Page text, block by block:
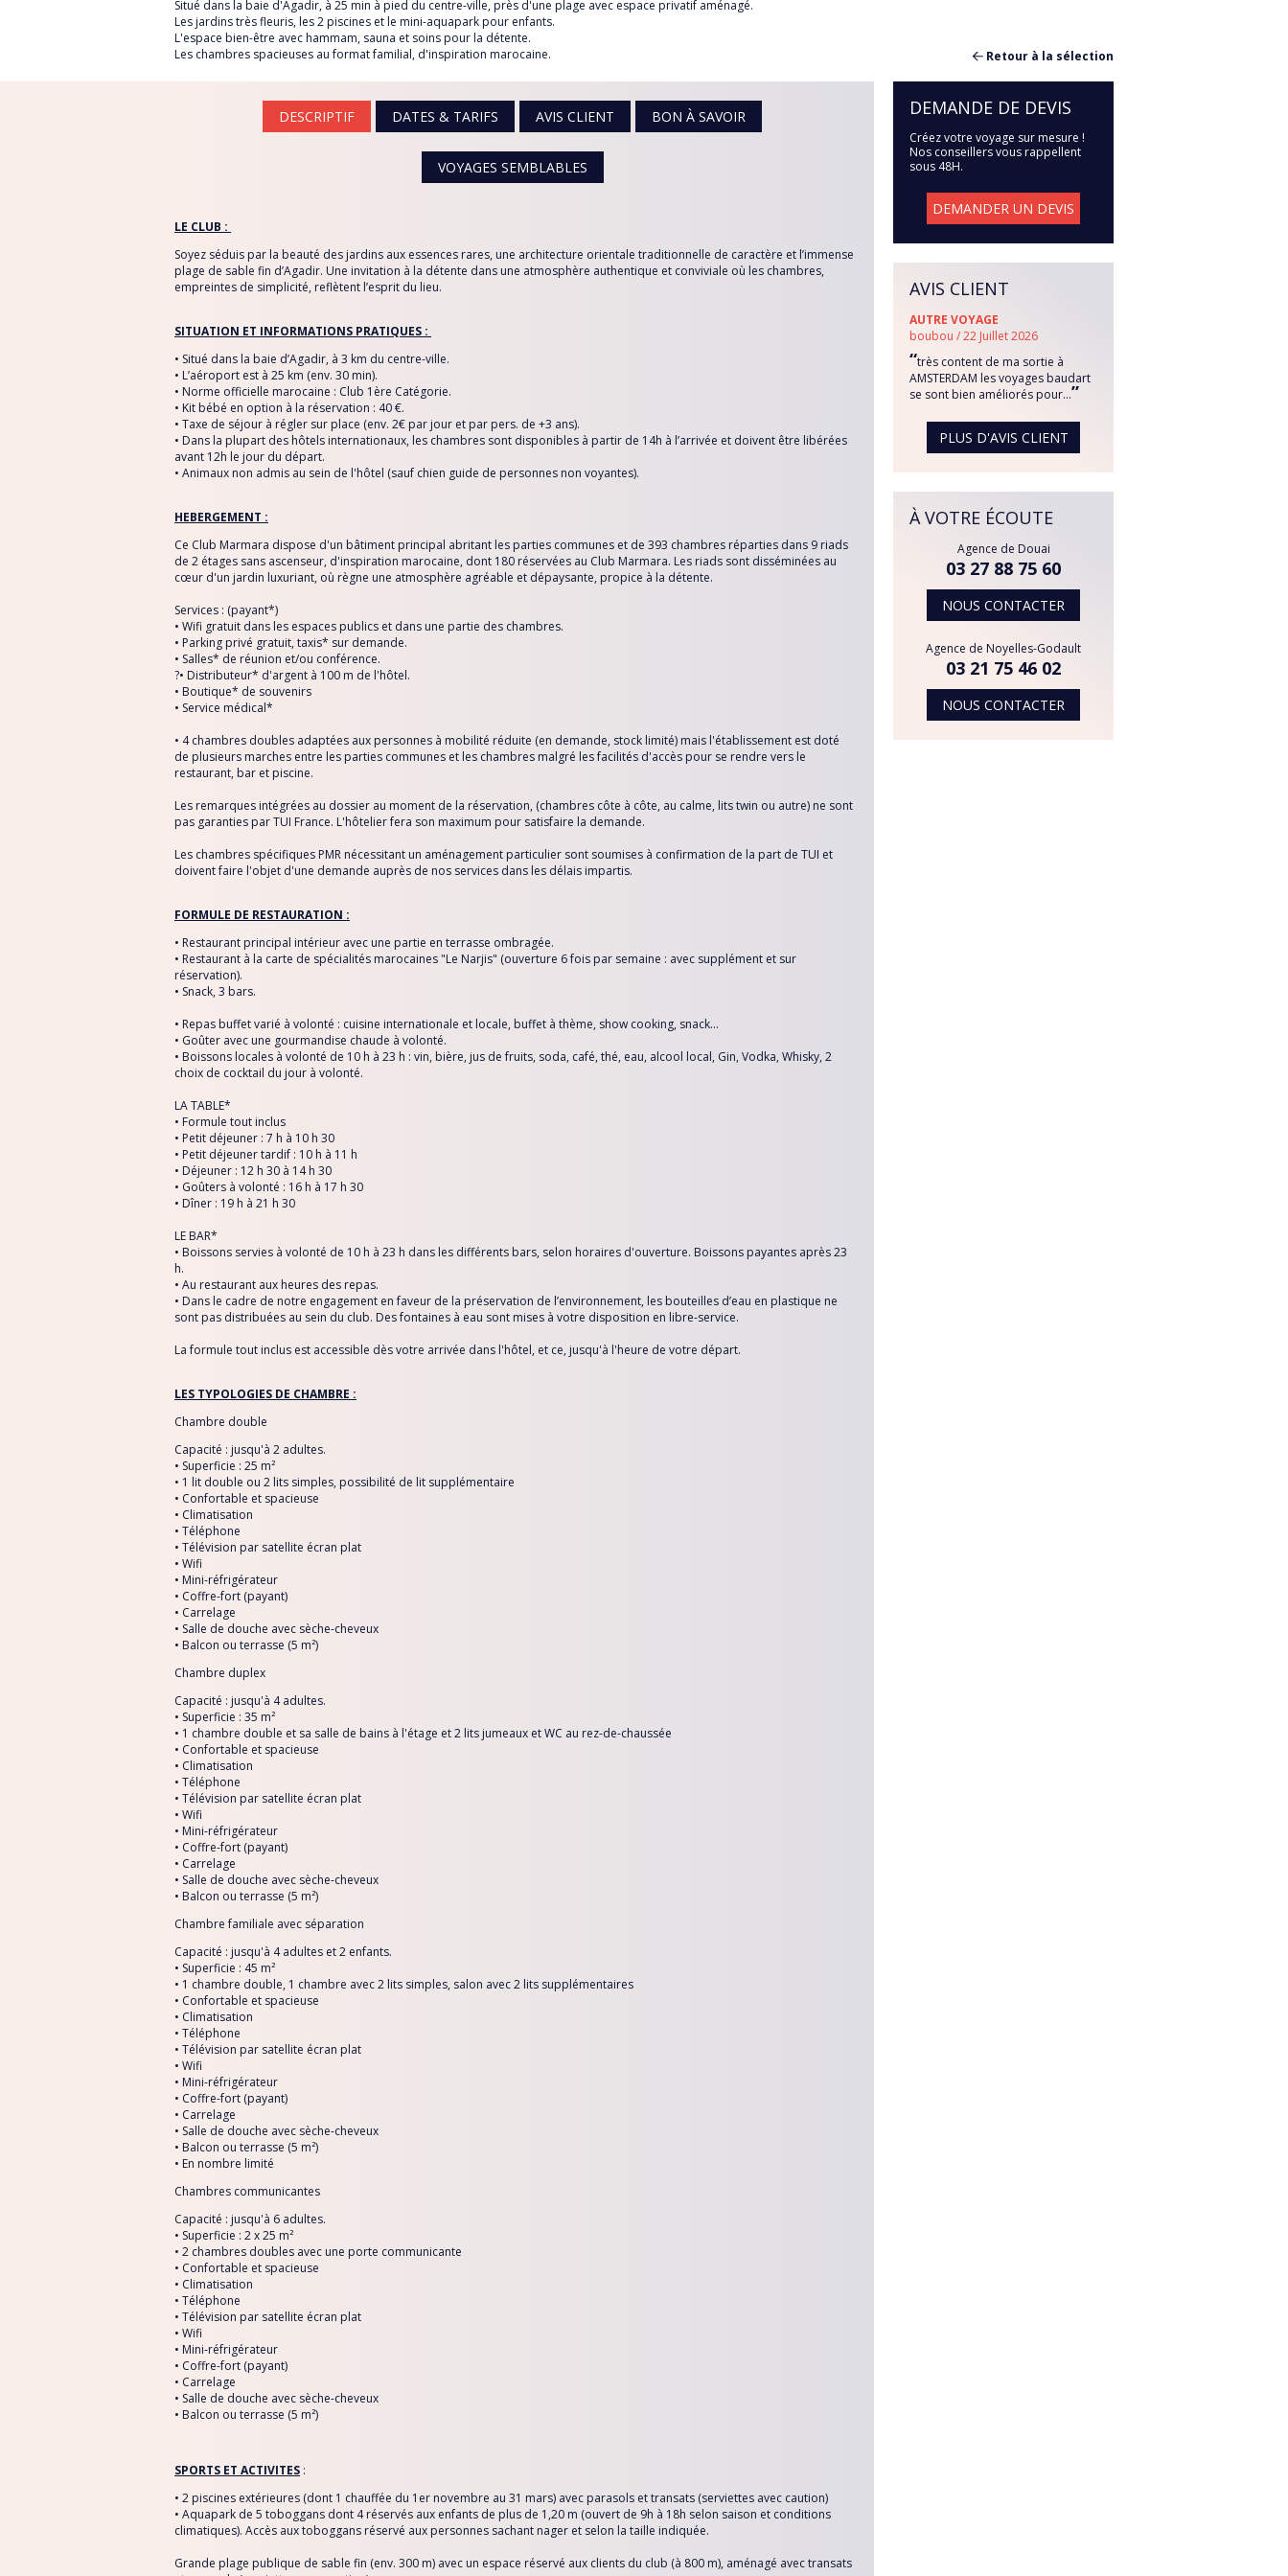
RÉPUBLIQUE TCHÈQUE
RHODES
VIETNAM
Situé dans la baie d'Agadir, à 25 min à pied du centre-ville, près d'une plage avec espace privatif aménagé.
Les jardins très fleuris, les 2 piscines et le mini-aquapark pour enfants.
L'espace bien-être avec hammam, sauna et soins pour la détente.
Les chambres spacieuses au format familial, d'inspiration marocaine.
Retour à la sélection
De *
DESCRIPTIF DATES & TARIFS AVIS CLIENT BON À SAVOIR
VOYAGES SEMBLABLES
LE CLUB :
Soyez séduis par la beauté des jardins aux essences rares, une architecture orientale traditionnelle de caractère et l’immense
plage de sable fin d’Agadir. Une invitation à la détente dans une atmosphère authentique et conviviale où les chambres,
empreintes de simplicité, reflètent l’esprit du lieu.
SITUATION ET INFORMATIONS PRATIQUES :
• Situé dans la baie d’Agadir, à 3 km du centre-ville.
• L’aéroport est à 25 km (env. 30 min).
• Norme officielle marocaine : Club 1ère Catégorie.
• Kit bébé en option à la réservation : 40 €.
• Taxe de séjour à régler sur place (env. 2€ par jour et par pers. de +3 ans).
• Dans la plupart des hôtels internationaux, les chambres sont disponibles à partir de 14h à l’arrivée et doivent être libérées
avant 12h le jour du départ.
• Animaux non admis au sein de l'hôtel (sauf chien guide de personnes non voyantes).
HEBERGEMENT :
Ce Club Marmara dispose d'un bâtiment principal abritant les parties communes et de 393 chambres réparties dans 9 riads
de 2 étages sans ascenseur, d'inspiration marocaine, dont 180 réservées au Club Marmara. Les riads sont disséminées au
cœur d'un jardin luxuriant, où règne une atmosphère agréable et dépaysante, propice à la détente.
Services : (payant*)
• Wifi gratuit dans les espaces publics et dans une partie des chambres.
• Parking privé gratuit, taxis* sur demande.
• Salles* de réunion et/ou conférence.
?• Distributeur* d'argent à 100 m de l'hôtel.
• Boutique* de souvenirs
• Service médical*
• 4 chambres doubles adaptées aux personnes à mobilité réduite (en demande, stock limité) mais l'établissement est doté
de plusieurs marches entre les parties communes et les chambres malgré les facilités d'accès pour se rendre vers le
restaurant, bar et piscine.
Les remarques intégrées au dossier au moment de la réservation, (chambres côte à côte, au calme, lits twin ou autre) ne sont
pas garanties par TUI France. L'hôtelier fera son maximum pour satisfaire la demande.
Les chambres spécifiques PMR nécessitant un aménagement particulier sont soumises à confirmation de la part de TUI et
doivent faire l'objet d'une demande auprès de nos services dans les délais impartis.
FORMULE DE RESTAURATION :
• Restaurant principal intérieur avec une partie en terrasse ombragée.
• Restaurant à la carte de spécialités marocaines "Le Narjis" (ouverture 6 fois par semaine : avec supplément et sur
réservation).
• Snack, 3 bars.
• Repas buffet varié à volonté : cuisine internationale et locale, buffet à thème, show cooking, snack…
• Goûter avec une gourmandise chaude à volonté.
• Boissons locales à volonté de 10 h à 23 h : vin, bière, jus de fruits, soda, café, thé, eau, alcool local, Gin, Vodka, Whisky, 2
choix de cocktail du jour à volonté.
LA TABLE*
• Formule tout inclus
• Petit déjeuner : 7 h à 10 h 30
• Petit déjeuner tardif : 10 h à 11 h
• Déjeuner : 12 h 30 à 14 h 30
• Goûters à volonté : 16 h à 17 h 30
• Dîner : 19 h à 21 h 30
LE BAR*
• Boissons servies à volonté de 10 h à 23 h dans les différents bars, selon horaires d'ouverture. Boissons payantes après 23
h.
• Au restaurant aux heures des repas.
• Dans le cadre de notre engagement en faveur de la préservation de l’environnement, les bouteilles d’eau en plastique ne
sont pas distribuées au sein du club. Des fontaines à eau sont mises à votre disposition en libre-service.
La formule tout inclus est accessible dès votre arrivée dans l'hôtel, et ce, jusqu'à l'heure de votre départ.
LES TYPOLOGIES DE CHAMBRE :
Chambre double
Capacité : jusqu'à 2 adultes.
• Superficie : 25 m²
• 1 lit double ou 2 lits simples, possibilité de lit supplémentaire
• Confortable et spacieuse
• Climatisation
• Téléphone
• Télévision par satellite écran plat
• Wifi
• Mini-réfrigérateur
• Coffre-fort (payant)
• Carrelage
• Salle de douche avec sèche-cheveux
• Balcon ou terrasse (5 m²)
Chambre duplex
Capacité : jusqu'à 4 adultes.
• Superficie : 35 m²
• 1 chambre double et sa salle de bains à l'étage et 2 lits jumeaux et WC au rez-de-chaussée
• Confortable et spacieuse
• Climatisation
• Téléphone
• Télévision par satellite écran plat
• Wifi
• Mini-réfrigérateur
• Coffre-fort (payant)
• Carrelage
• Salle de douche avec sèche-cheveux
• Balcon ou terrasse (5 m²)
Chambre familiale avec séparation
Capacité : jusqu'à 4 adultes et 2 enfants.
• Superficie : 45 m²
• 1 chambre double, 1 chambre avec 2 lits simples, salon avec 2 lits supplémentaires
• Confortable et spacieuse
• Climatisation
• Téléphone
• Télévision par satellite écran plat
• Wifi
• Mini-réfrigérateur
• Coffre-fort (payant)
• Carrelage
• Salle de douche avec sèche-cheveux
• Balcon ou terrasse (5 m²)
• En nombre limité
Chambres communicantes
Capacité : jusqu'à 6 adultes.
• Superficie : 2 x 25 m²
• 2 chambres doubles avec une porte communicante
• Confortable et spacieuse
• Climatisation
• Téléphone
• Télévision par satellite écran plat
• Wifi
• Mini-réfrigérateur
• Coffre-fort (payant)
• Carrelage
• Salle de douche avec sèche-cheveux
• Balcon ou terrasse (5 m²)
SPORTS ET ACTIVITES :
• 2 piscines extérieures (dont 1 chauffée du 1er novembre au 31 mars) avec parasols et transats (serviettes avec caution)
• Aquapark de 5 toboggans dont 4 réservés aux enfants de plus de 1,20 m (ouvert de 9h à 18h selon saison et conditions
climatiques). Accès aux toboggans réservé aux personnes sachant nager et selon la taille indiquée.
Grande plage publique de sable fin (env. 300 m) avec un espace réservé aux clients du club (à 800 m), aménagé avec transats
DEMANDE DE DEVIS
Créez votre voyage sur mesure !
Nos conseillers vous rappellent
sous 48H.
DEMANDER UN DEVIS
AVIS CLIENT
AUTRE VOYAGE
boubou / 22 Juillet 2026
“très content de ma sortie à
AMSTERDAM les voyages baudart
se sont bien améliorés pour...”
PLUS D'AVIS CLIENT
À VOTRE ÉCOUTE
Agence de Douai
03 27 88 75 60
NOUS CONTACTER
Agence de Noyelles-Godault
03 21 75 46 02
NOUS CONTACTER